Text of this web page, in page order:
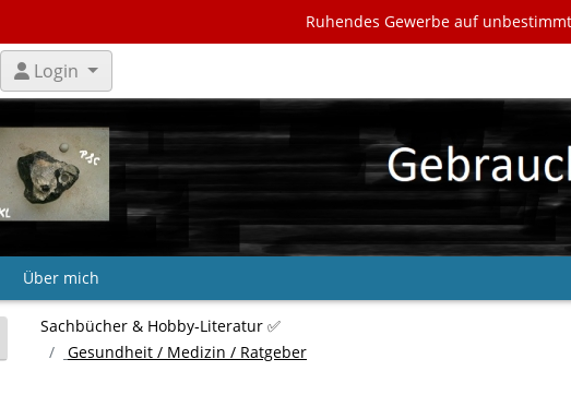
Ruhendes Gewerbe auf
Login
Über mich
Sachbücher & Hobby‑Literatur ✅
Gesundheit / Medizin / Ratgeber